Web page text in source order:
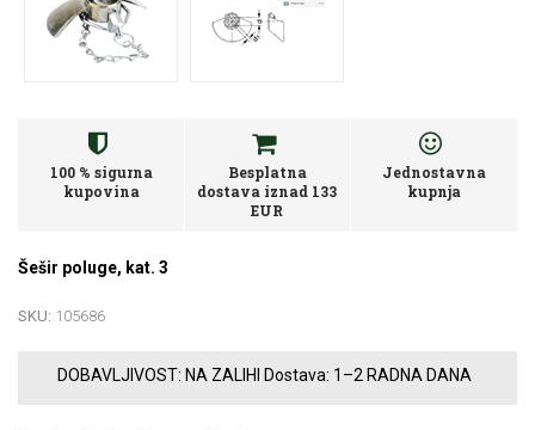
100 % sigurna
kupovina
Besplatna
dostava iznad 133
EUR
Jednostavna
kupnja
Šešir poluge, kat. 3
SKU: 105686
DOBAVLJIVOST: NA ZALIHI Dostava: 1–2 RADNA DANA